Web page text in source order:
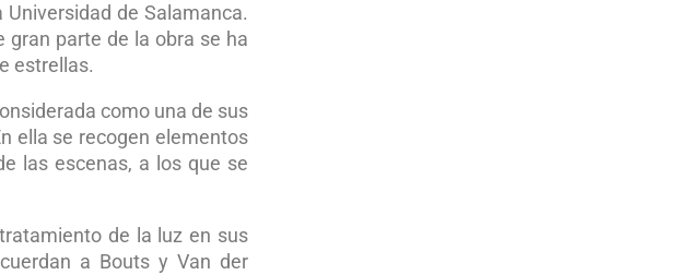
de Salamanca.
gran parte de la obra se ha
estrellas.
como una de sus
ella se recogen elementos
las escenas, a los que se
de la luz en sus
a Bouts y Van der